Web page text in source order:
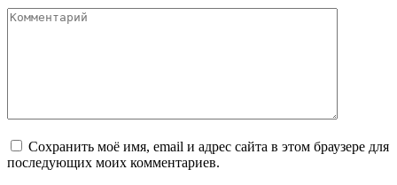
Комментарий
Сохранить моё имя, email и адрес сайта в этом браузере для
последующих моих комментариев.